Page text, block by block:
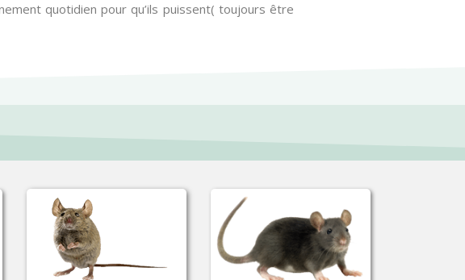
quotidien pour qu’ils puissent( toujours être